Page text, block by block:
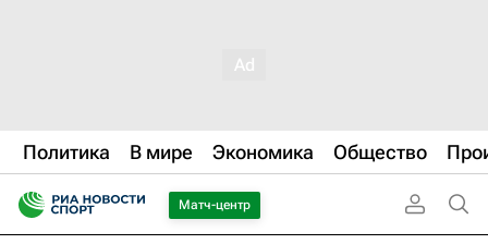
Политика В мире Экономика Общество
Матч-центр